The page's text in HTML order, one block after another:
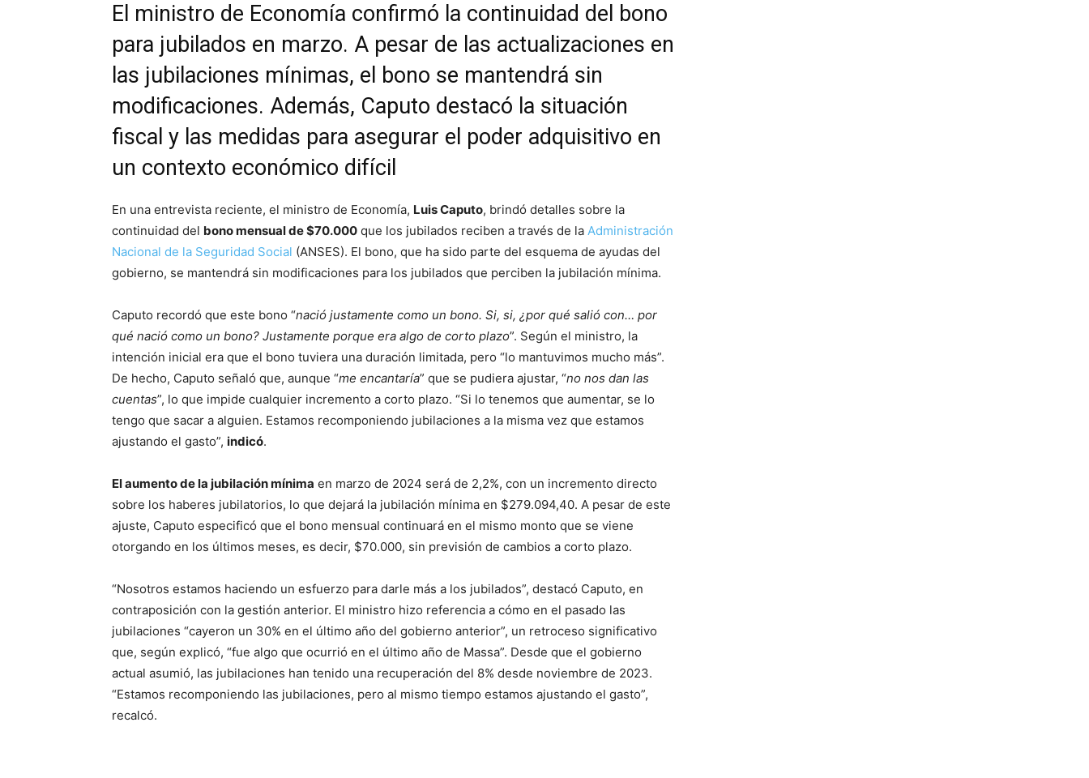
El ministro de Economía confirmó la continuidad del bono
para jubilados en marzo. A pesar de las actualizaciones en
las jubilaciones mínimas, el bono se mantendrá sin
modificaciones. Además, Caputo destacó la situación
fiscal y las medidas para asegurar el poder adquisitivo en
un contexto económico difícil
En una entrevista reciente, el ministro de Economía, Luis Caputo, brindó detalles sobre la
continuidad del bono mensual de $70.000 que los jubilados reciben a través de la Administración
Nacional de la Seguridad Social (ANSES). El bono, que ha sido parte del esquema de ayudas del
gobierno, se mantendrá sin modificaciones para los jubilados que perciben la jubilación mínima.
Caputo recordó que este bono “nació justamente como un bono. Si, si, ¿por qué salió con… por
qué nació como un bono? Justamente porque era algo de corto plazo”. Según el ministro, la
intención inicial era que el bono tuviera una duración limitada, pero “lo mantuvimos mucho más”.
De hecho, Caputo señaló que, aunque “me encantaría” que se pudiera ajustar, “no nos dan las
cuentas”, lo que impide cualquier incremento a corto plazo. “Si lo tenemos que aumentar, se lo
tengo que sacar a alguien. Estamos recomponiendo jubilaciones a la misma vez que estamos
ajustando el gasto”, indicó.
El aumento de la jubilación mínima en marzo de 2024 será de 2,2%, con un incremento directo
sobre los haberes jubilatorios, lo que dejará la jubilación mínima en $279.094,40. A pesar de este
ajuste, Caputo especificó que el bono mensual continuará en el mismo monto que se viene
otorgando en los últimos meses, es decir, $70.000, sin previsión de cambios a corto plazo.
“Nosotros estamos haciendo un esfuerzo para darle más a los jubilados”, destacó Caputo, en
contraposición con la gestión anterior. El ministro hizo referencia a cómo en el pasado las
jubilaciones “cayeron un 30% en el último año del gobierno anterior”, un retroceso significativo
que, según explicó, “fue algo que ocurrió en el último año de Massa”. Desde que el gobierno
actual asumió, las jubilaciones han tenido una recuperación del 8% desde noviembre de 2023.
“Estamos recomponiendo las jubilaciones, pero al mismo tiempo estamos ajustando el gasto”,
recalcó.